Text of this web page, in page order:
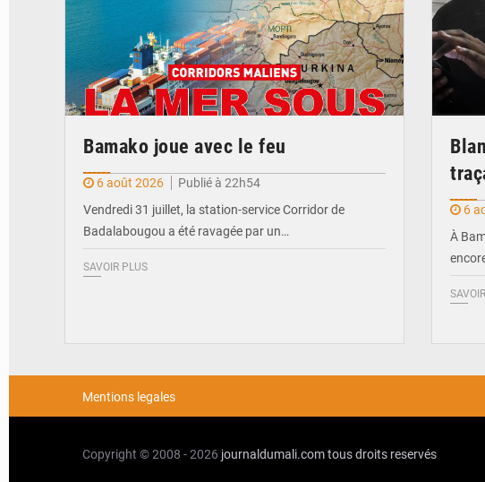
Bamako joue avec le feu
6 août 2026
Publié à 22h54
Vendredi 31 juillet, la station-service Corridor de
Badalabougou a été ravagée par un…
SAVOIR PLUS
6
À
Mentions legales
Copyright © 2008 - 2026 journaldumali.comtous droits reservés